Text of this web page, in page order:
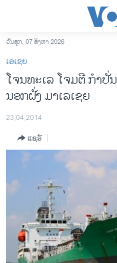
ເຂົ້າ
ຫາ
ຂ້າມ
ຂ້າມ
ຂ້າມ
ຫາ
ລາວ
ອາເມຣິກາ
ຂ່າວ​ຈີນ
ໂລກ
ອິດສະຫຼະພາບດ້ານການຂ່າວ
ຊີວິດຊາວລາວ
ຊຸມຊົນຊາວລາວ
ວິທະຍາສາດ-ເທັກໂນໂລຈີ
ທຸລະກິດ
ວັນສຸກ, 07 ສິງຫາ 2026
ເອເຊຍ
ໂຈນທະເລ ໂຈມຕີ ກຳປັ່
ນອກຝັ່ງ ມາເລເຊຍ
23,04,2014
ແຊຣ໌